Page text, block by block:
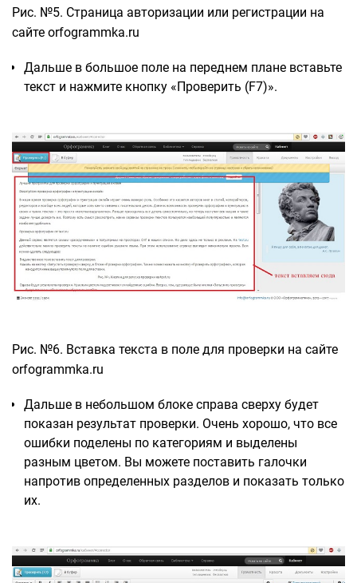
Рис. №5. Страница авторизации или регистрации на
сайте orfogrammka.ru
Дальше в большое поле на переднем плане вставьте
текст и нажмите кнопку «Проверить (F7)».
Рис. №6. Вставка текста в поле для проверки на сайте
orfogrammka.ru
Дальше в небольшом блоке справа сверху будет
показан результат проверки. Очень хорошо, что все
ошибки поделены по категориям и выделены
разным цветом. Вы можете поставить галочки
напротив определенных разделов и показать только
их.